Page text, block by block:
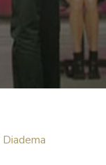
Diadema